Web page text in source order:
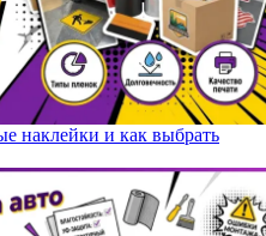
наклейки и как выбрать